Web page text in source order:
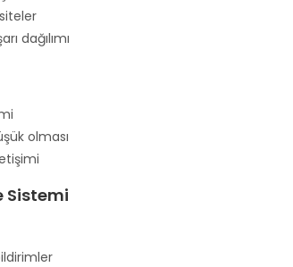
dağılımı
olması
Sistemi